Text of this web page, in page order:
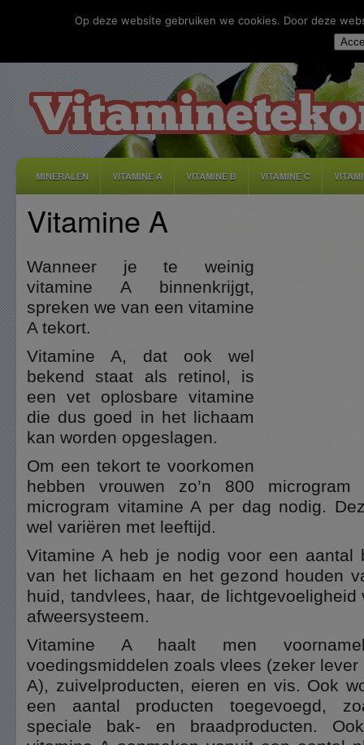
MINERALEN VITAMINE A VITAMINE B VITAMINE C
DISCLAIMER ADVERTEREN
Vitamine A
Wanneer je te weinig
vitamine A binnenkrijgt,
spreken we van een vitamine
A tekort.
Vitamine A, dat ook wel
bekend staat als retinol, is
een vet oplosbare vitamine
die dus goed in het lichaam
kan worden opgeslagen.
Om een tekort te voorkomen
hebben vrouwen zo’n 800
microgram vitamine A per dag nodig.
wel variëren met leeftijd.
Vitamine A heb je nodig voor een aantal
van het lichaam en het gezond houden
huid, tandvlees, haar, de
afweersysteem.
Vitamine A haalt men
voedingsmiddelen zoals vlees (zeker
A), zuivelproducten, eieren en vis. Ook
een aantal producten toegevoegd,
speciale bak- en braadproducten.
Op deze website gebruiken we cookies. Door deze